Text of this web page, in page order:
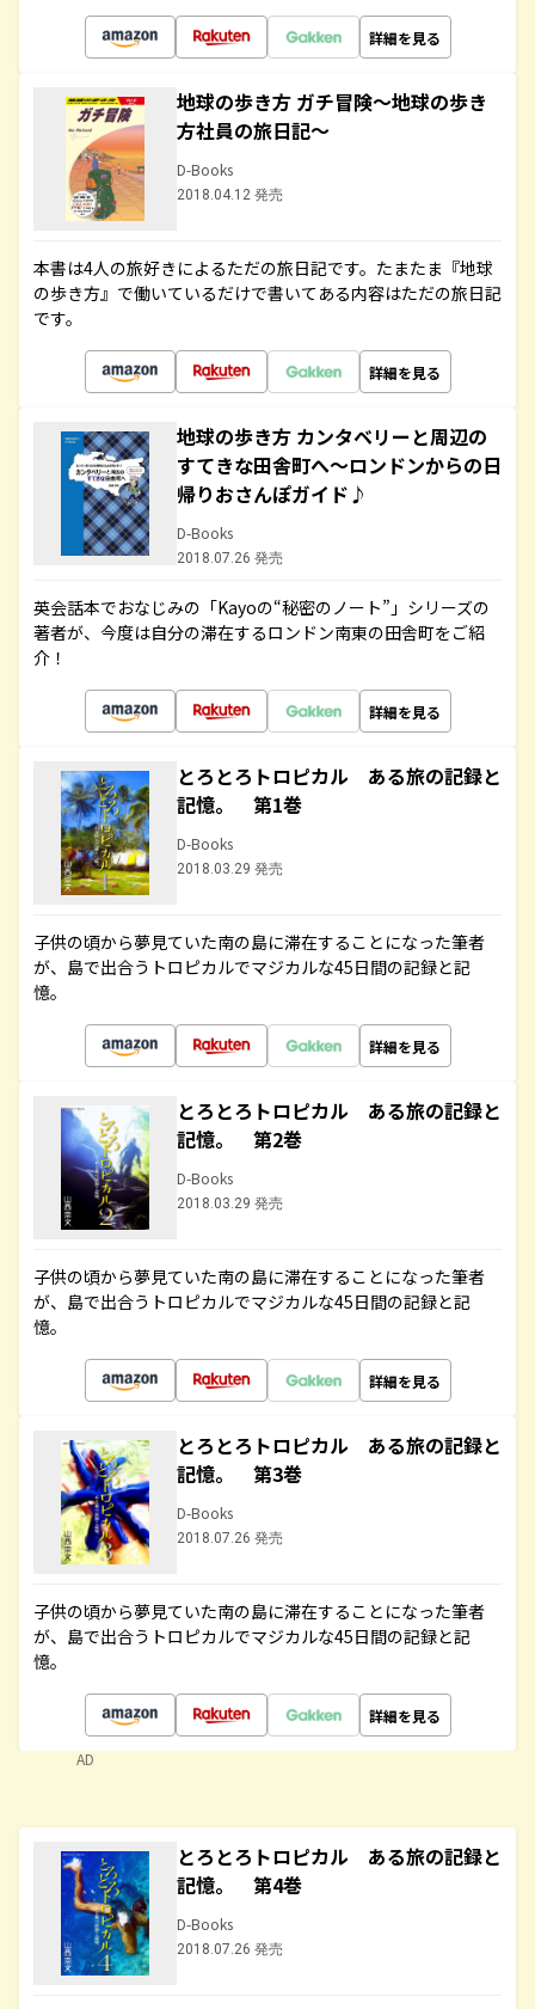
詳細を見る
地球の歩き方 ガチ冒険～地球の歩き
方社員の旅日記～
D-Books
2018.04.12 発売
本書は4人の旅好きによるただの旅日記です。たまたま『地球
の歩き方』で働いているだけで書いてある内容はただの旅日記
です。
詳細を見る
地球の歩き方 カンタベリーと周辺の
すてきな田舎町へ～ロンドンからの日
帰りおさんぽガイド♪
D-Books
2018.07.26 発売
英会話本でおなじみの「Kayoの“秘密のノート”」シリーズの
著者が、今度は自分の滞在するロンドン南東の田舎町をご紹
介！
詳細を見る
とろとろトロピカル ある旅の記録と
記憶。 第1巻
D-Books
2018.03.29 発売
子供の頃から夢見ていた南の島に滞在することになった筆者
が、島で出合うトロピカルでマジカルな45日間の記録と記
憶。
詳細を見る
とろとろトロピカル ある旅の記録と
記憶。 第2巻
D-Books
2018.03.29 発売
子供の頃から夢見ていた南の島に滞在することになった筆者
が、島で出合うトロピカルでマジカルな45日間の記録と記
憶。
詳細を見る
とろとろトロピカル ある旅の記録と
記憶。 第3巻
D-Books
2018.07.26 発売
子供の頃から夢見ていた南の島に滞在することになった筆者
が、島で出合うトロピカルでマジカルな45日間の記録と記
憶。
詳細を見る
AD
とろとろトロピカル ある旅の記録と
記憶。 第4巻
D-Books
2018.07.26 発売